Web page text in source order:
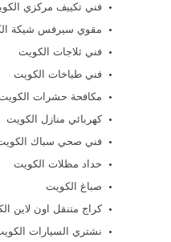
فني تكييف مركزي
مقوي سيرفس شيكة
فني ثلاجات الكويت
فني طباخات الكويت
مكافحة حشرات
كهربائي منازل الكويت
فني صحي سباك
حداد مظلات الكويت
صباغ الكويت
كراج متنقل اون لاين
نشتري السيارات